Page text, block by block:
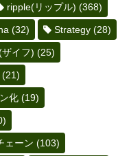
ripple(リップル) (368)
(32) Strategy (28)
イフ) (25)
(21)
化 (19)
ェーン (103)